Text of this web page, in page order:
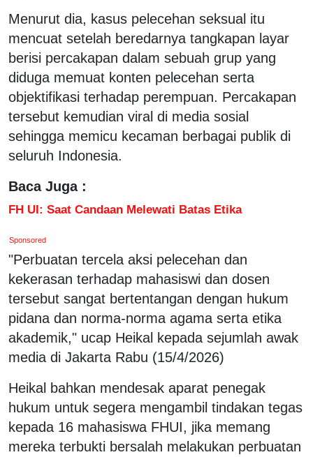
Menurut dia, kasus pelecehan seksual itu
mencuat setelah beredarnya tangkapan layar
berisi percakapan dalam sebuah grup yang
diduga memuat konten pelecehan serta
objektifikasi terhadap perempuan. Percakapan
tersebut kemudian viral di media sosial
sehingga memicu kecaman berbagai publik di
seluruh Indonesia.
Baca Juga :
FH UI: Saat Candaan Melewati Batas Etika
Sponsored
"Perbuatan tercela aksi pelecehan dan
kekerasan terhadap mahasiswi dan dosen
tersebut sangat bertentangan dengan hukum
pidana dan norma-norma agama serta etika
akademik," ucap Heikal kepada sejumlah awak
media di Jakarta Rabu (15/4/2026)
Heikal bahkan mendesak aparat penegak
hukum untuk segera mengambil tindakan tegas
kepada 16 mahasiswa FHUI, jika memang
mereka terbukti bersalah melakukan perbuatan